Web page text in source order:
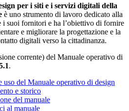
per i siti e i servizi digitali della
è uno strumento di lavoro dedicato alla
i suoi fornitori e ha l’obiettivo di fornire
e migliorare la progettazione e la
digitali verso la cittadinanza.
corrente) del Manuale operativo di
.
uso del Manuale operativo di design
e storico
del manuale
al manuale